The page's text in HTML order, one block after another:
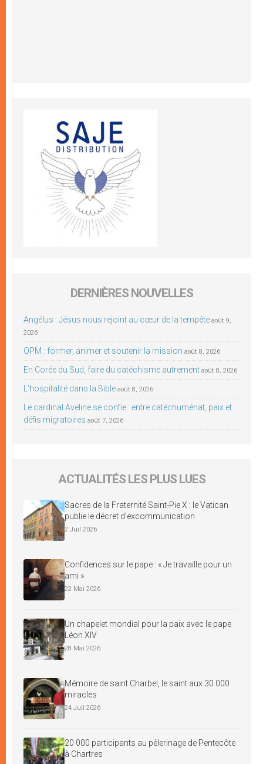
DERNIÈRES NOUVELLES
Angélus : Jésus nous rejoint au cœur de la tempête août 9,
2026
OPM : former, animer et soutenir la mission août 8, 2026
En Corée du Sud, faire du catéchisme autrement août 8, 2026
L’hospitalité dans la Bible août 8, 2026
Le cardinal Aveline se confie : entre catéchuménat, paix et
défis migratoires août 7, 2026
ACTUALITÉS LES PLUS LUES
Sacres de la Fraternité Saint-Pie X : le Vatican
publie le décret d’excommunication
2 Juil 2026
Confidences sur le pape : « Je travaille pour un
ami »
22 Mai 2026
Un chapelet mondial pour la paix avec le pape
Léon XIV
28 Mai 2026
Mémoire de saint Charbel, le saint aux 30 000
miracles
24 Juil 2026
20 000 participants au pèlerinage de Pentecôte
à Chartres